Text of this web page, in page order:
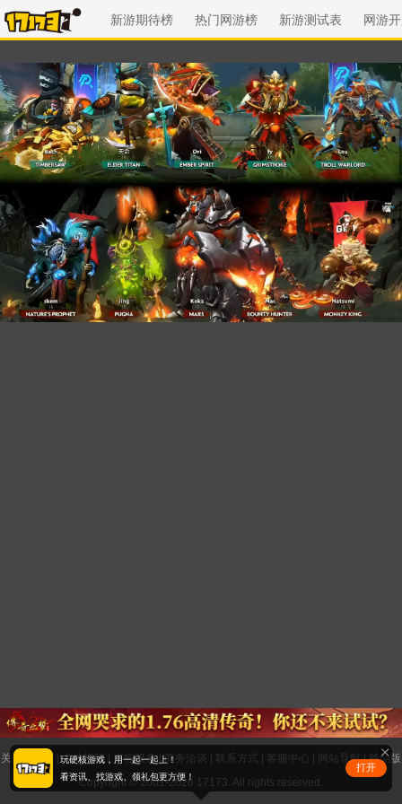
新游期待榜 热门网游榜 新游测试表 网游
关于17173 |人才招聘 广告服务|商务洽谈 联系方式 客服中心 网站导航|移动版
Copyright © 2001-2026 17173. All rights reserved.
玩硬核游戏，用一起一起上！
看资讯、找游戏、领礼包更方便！
打开